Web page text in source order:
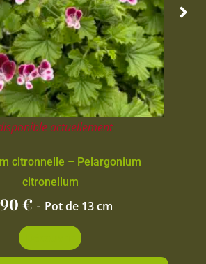
actuellement
citronnelle – Pelargonium
citronellum
€ - Pot de 13 cm